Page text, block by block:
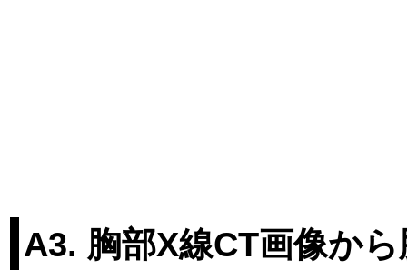
A3. 胸部X線CT画像か